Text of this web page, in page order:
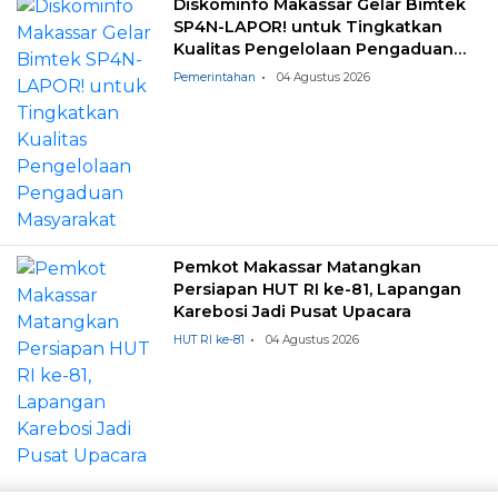
Diskominfo Makassar Gelar Bimtek
SP4N-LAPOR! untuk Tingkatkan
Kualitas Pengelolaan Pengaduan
Masyarakat
Pemerintahan 04 Agustus 2026
Pemkot Makassar Matangkan
Persiapan HUT RI ke-81, Lapangan
Karebosi Jadi Pusat Upacara
HUT RI ke-81 04 Agustus 2026